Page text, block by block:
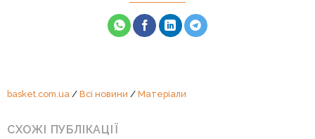
basket.com.ua / Всі новини / Матеріали
СХОЖІ ПУБЛІКАЦІЇ